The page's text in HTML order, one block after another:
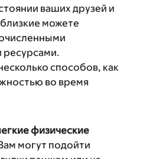
ваших друзей и
можете
способов, как
во время
физические
могут подойти